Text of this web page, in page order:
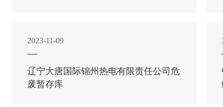
2023-11-09
辽宁大唐国际锦州热电有限责任公司危
废暂存库